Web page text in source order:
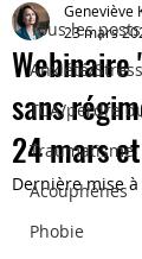
Tous les posts
Anxiété/Stress
TCA/perdre
Traumatisme
Acouphènes
Phobie
Webinaire
sans
24 mars
Geneviève
23 mars
Dernière mise